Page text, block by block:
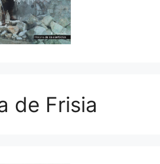
de Frisia